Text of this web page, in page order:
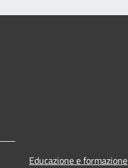
Educazione e formazione